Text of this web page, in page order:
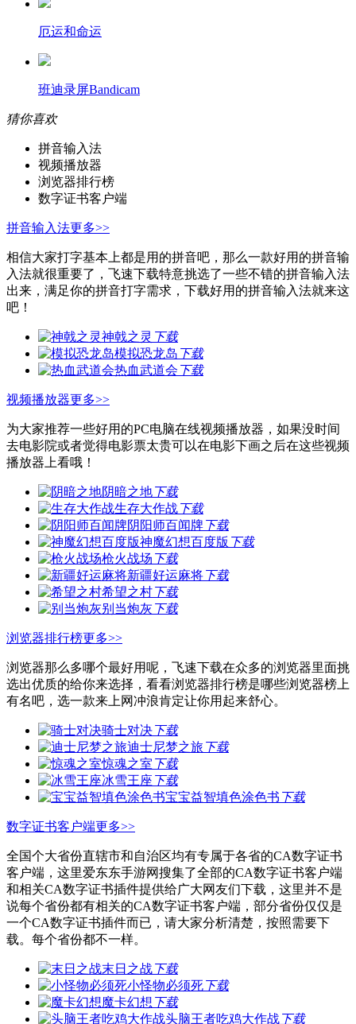
厄运和命运
班迪录屏Bandicam
猜你喜欢
拼音输入法
视频播放器
浏览器排行榜
数字证书客户端
拼音输入法更多>>
相信大家打字基本上都是用的拼音吧，那么一款好用的拼音输
入法就很重要了，飞速下载特意挑选了一些不错的拼音输入法
出来，满足你的拼音打字需求，下载好用的拼音输入法就来这
吧！
神戟之灵 下载
模拟恐龙岛 下载
热血武道会 下载
视频播放器更多>>
为大家推荐一些好用的PC电脑在线视频播放器，如果没时间
去电影院或者觉得电影票太贵可以在电影下画之后在这些视频
播放器上看哦！
阴暗之地下载
生存大作战下载
阴阳师百闻牌下载
神魔幻想百度版 下载
枪火战场 下载
新疆好运麻将下载
希望之村下载
别当炮灰 下载
浏览器排行榜更多>>
浏览器那么多哪个最好用呢，飞速下载在众多的浏览器里面挑
选出优质的给你来选择，看看浏览器排行榜是哪些浏览器榜上
有名吧，选一款来上网冲浪肯定让你用起来舒心。
骑士对决下载
迪士尼梦之旅 下载
惊魂之室 下载
冰雪王座 下载
宝宝益智填色涂色书 下载
数字证书客户端更多>>
全国个大省份直辖市和自治区均有专属于各省的CA数字证书
客户端，这里爱东东手游网搜集了全部的CA数字证书客户端
和相关CA数字证书插件提供给广大网友们下载，这里并不是
说每个省份都有相关的CA数字证书客户端，部分省份仅仅是
一个CA数字证书插件而已，请大家分析清楚，按照需要下
载。每个省份都不一样。
末日之战下载
小怪物必须死下载
魔卡幻想 下载
头脑王者吃鸡大作战下载